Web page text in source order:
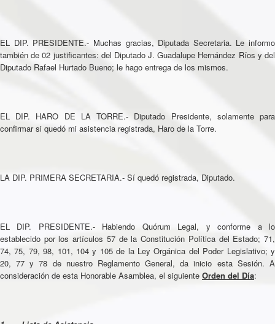
EL DIP. PRESIDENTE.- Muchas gracias, Diputada Secretaria. Le informo
también de 02 justificantes: del Diputado J. Guadalupe Hernández Ríos y del
Diputado Rafael Hurtado Bueno; le hago entrega de los mismos.
EL DIP. HARO DE LA TORRE.- Diputado Presidente, solamente para
confirmar si quedó mi asistencia registrada, Haro de la Torre.
LA DIP. PRIMERA SECRETARIA.- Sí quedó registrada, Diputado.
EL DIP. PRESIDENTE.- Habiendo Quórum Legal, y conforme a lo
establecido por los artículos 57 de la Constitución Política del Estado; 71,
74, 75, 79, 98, 101, 104 y 105 de la Ley Orgánica del Poder Legislativo; y
20, 77 y 78 de nuestro Reglamento General, da inicio esta Sesión. A
consideración de esta Honorable Asamblea, el siguiente Orden del Día: